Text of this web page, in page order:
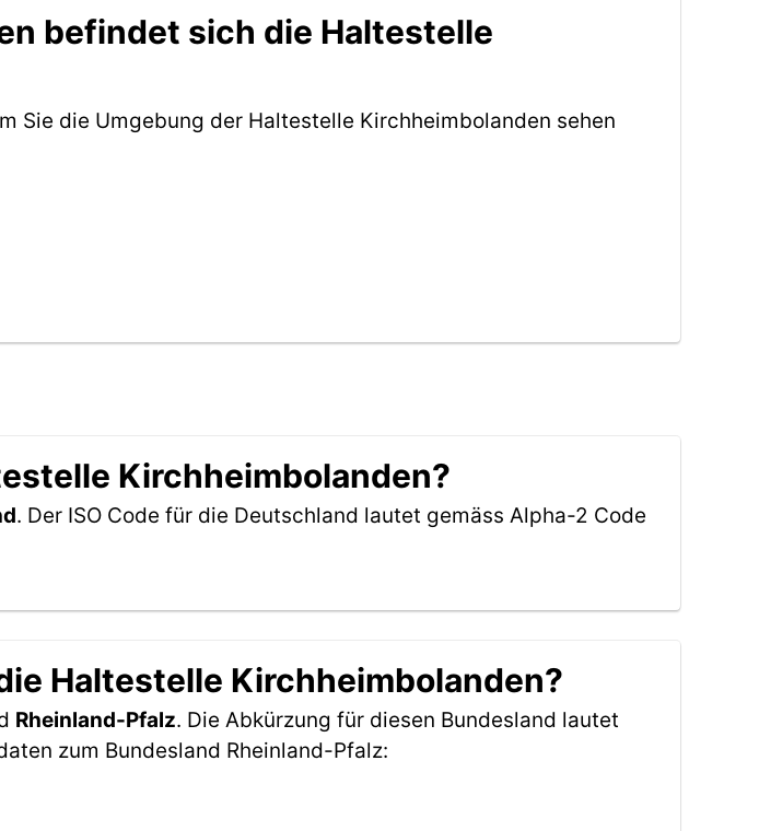
befindet sich die Haltestelle
Sie die Umgebung der Haltestelle Kirchheimbolanden sehen
Kirchheimbolanden?
. Der ISO Code für die Deutschland lautet gemäss Alpha-2 Code
Haltestelle Kirchheimbolanden?
Rheinland-Pfalz. Die Abkürzung für diesen Bundesland lautet
zum Bundesland Rheinland-Pfalz: